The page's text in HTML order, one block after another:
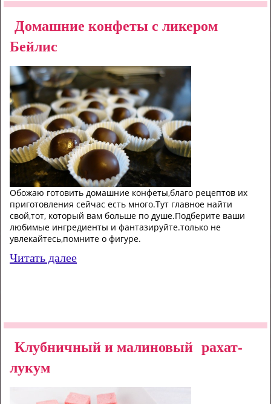
Домашние конфеты с ликером
Бейлис
Обожаю готовить домашние конфеты,благо рецептов их
приготовления сейчас есть много.Тут главное найти
свой,тот, который вам больше по душе.Подберите ваши
любимые ингредиенты и фантазируйте.только не
увлекайтесь,помните о фигуре.
Читать далее
Клубничный и малиновый рахат-
лукум